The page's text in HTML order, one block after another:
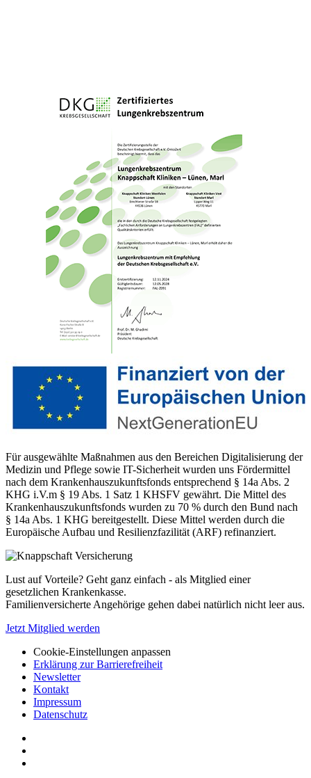
Für ausgewählte Maßnahmen aus den Bereichen Digitalisierung der
Medizin und Pflege sowie IT-Sicherheit wurden uns Fördermittel
nach dem Krankenhauszukunftsfonds entsprechend § 14a Abs. 2
KHG i.V.m § 19 Abs. 1 Satz 1 KHSFV gewährt. Die Mittel des
Krankenhauszukunftsfonds wurden zu 70 % durch den Bund nach
§ 14a Abs. 1 KHG bereitgestellt. Diese Mittel werden durch die
Europäische Aufbau und Resilienzfazilität (ARF) refinanziert.
Lust auf Vorteile? Geht ganz einfach - als Mitglied einer
gesetzlichen Krankenkasse.
Familienversicherte Angehörige gehen dabei natürlich nicht leer aus.
Jetzt Mitglied werden
Cookie-Einstellungen anpassen
Erklärung zur Barrierefreiheit
Newsletter
Kontakt
Impressum
Datenschutz